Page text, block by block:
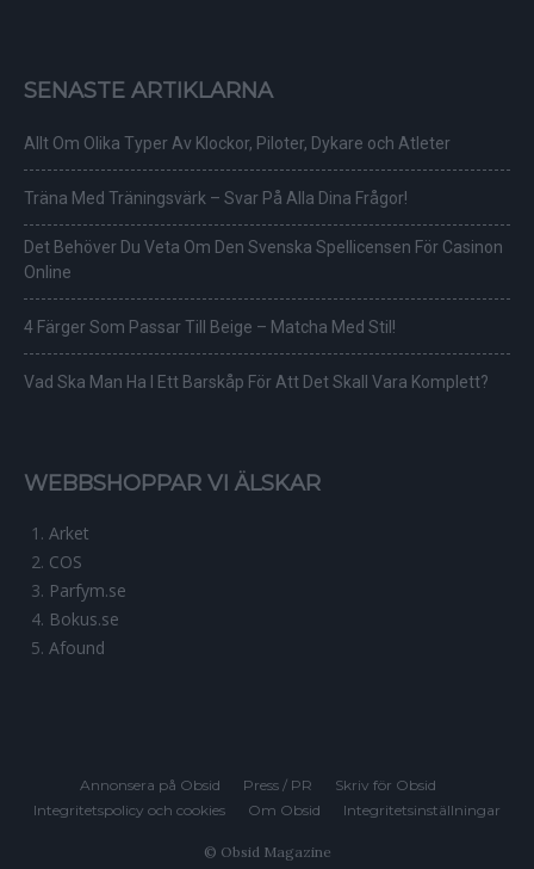
SENASTE ARTIKLARNA
Allt Om Olika Typer Av Klockor, Piloter, Dykare och Atleter
Träna Med Träningsvärk – Svar På Alla Dina Frågor!
Det Behöver Du Veta Om Den Svenska Spellicensen För Casinon
Online
4 Färger Som Passar Till Beige – Matcha Med Stil!
Vad Ska Man Ha I Ett Barskåp För Att Det Skall Vara Komplett?
WEBBSHOPPAR VI ÄLSKAR
Arket
COS
Parfym.se
Bokus.se
Afound
Annonsera på Obsid Press / PR
Skriv för Obsid
Integritetspolicy och cookies
Om Obsid Integritetsinställningar
© Obsid Magazine